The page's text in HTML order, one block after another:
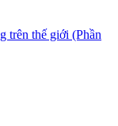
trên thế giới (Phần